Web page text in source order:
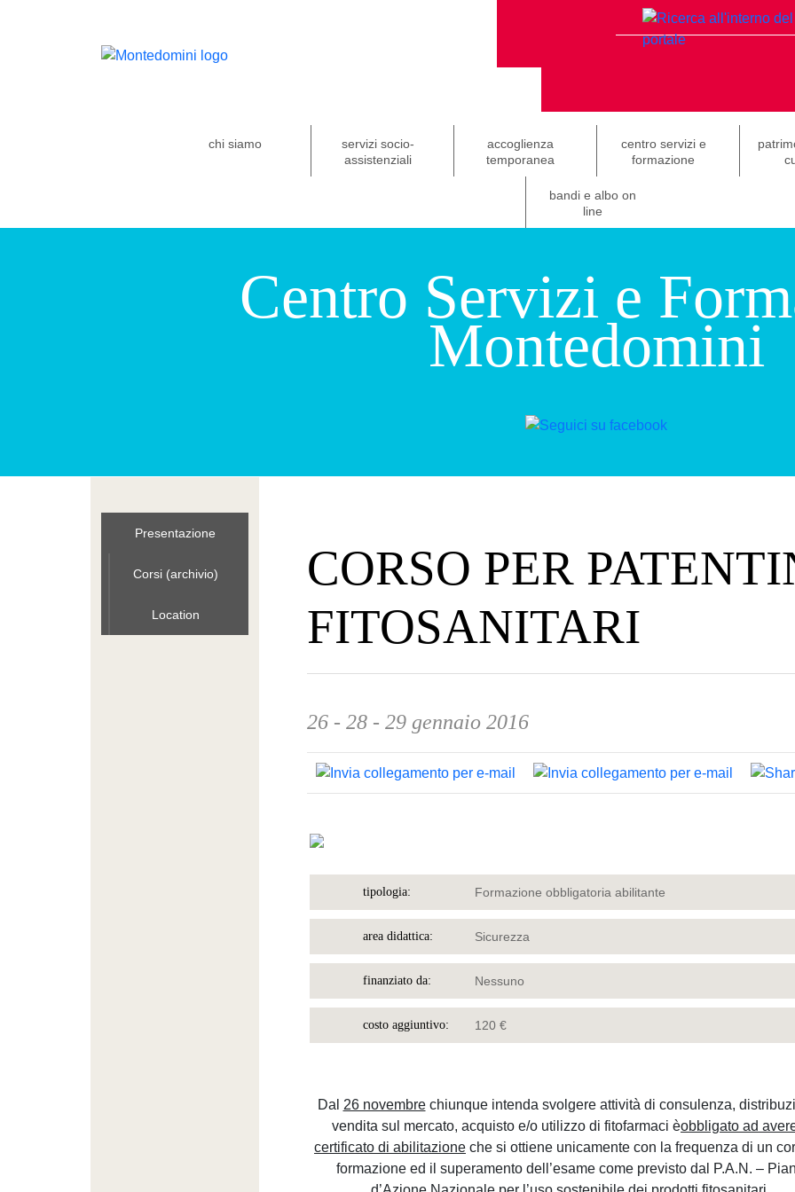
chi siamo
servizi socio-
assistenziali
accoglienza
temporanea
centro servizi e
formazione
bandi e albo on
line
Centro Servizi e
Montedomini
Presentazione
Corsi (archivio)
Location
CORSO PER
FITOSANITARI
26 - 28 - 29 gennaio 2016
tipologia: Formazione obbligatoria abilitante
area didattica: Sicurezza
finanziato da: Nessuno
costo aggiuntivo: 120 €
Dal 26 novembrechiunque intenda svolgere attività di consulenza,
vendita sul mercato, acquisto e/o utilizzo di fitofarmaci èobbligato ad
certificato di abilitazione che si ottiene unicamente con la frequenza di un
formazione ed il superamento dell’esame come previsto dal P.A.N. –